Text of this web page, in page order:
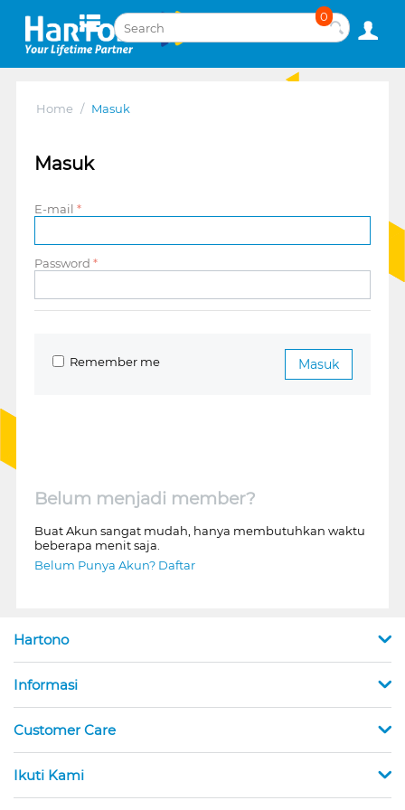
0
Home / Masuk
Masuk
E-mail
Password
Masuk
Remember me
Belum menjadi member?
Buat Akun sangat mudah, hanya membutuhkan waktu
beberapa menit saja.
Belum Punya Akun? Daftar
Hartono
Informasi
Customer Care
Ikuti Kami